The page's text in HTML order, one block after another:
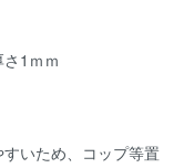
1ｍｍ
いため、コップ等置